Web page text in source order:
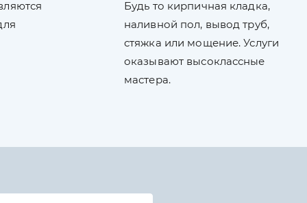
Будь то кирпичная кладка,
наливной пол, вывод труб,
стяжка или мощение. Услуги
оказывают высоклассные
мастера.